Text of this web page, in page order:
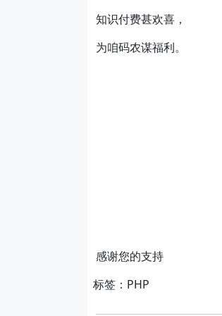
知识付费甚欢喜，
为咱码农谋福利。
感谢您的支持
标签：PHP